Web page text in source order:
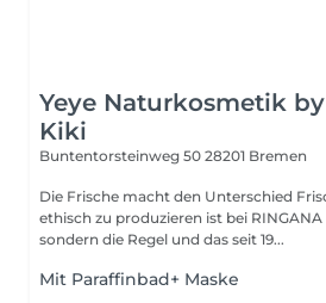
Yeye Naturkosmetik by
Kiki
Buntentorsteinweg 50 28201 Bremen
Die Frische macht den Unterschied
ethisch zu produzieren ist bei
sondern die Regel und das seit 19...
Mit Paraffinbad+ Maske